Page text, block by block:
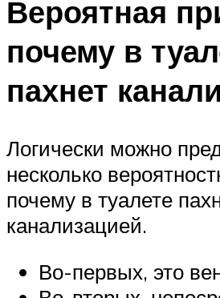
Вероятная
почему в
пахнет
Логически можно
несколько
почему в туалете
канализацией.
Во-первых, это